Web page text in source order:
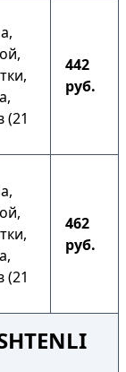
(21
442
руб.
(21
462
руб.